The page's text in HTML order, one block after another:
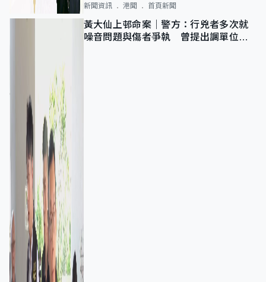
新聞資訊 港聞 首頁新聞
黃大仙上邨命案｜警方：行兇者多次就
噪音問題與傷者爭執 曾提出調單位已